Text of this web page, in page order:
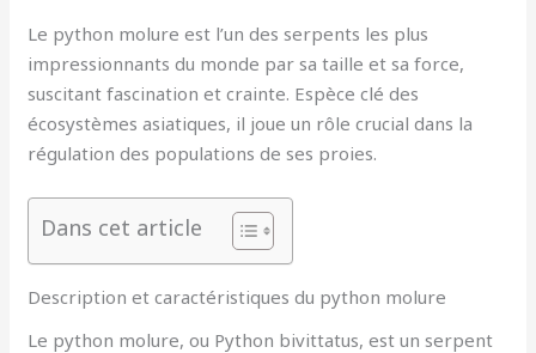
Le python molure est l’un des serpents les plus
impressionnants du monde par sa taille et sa force,
suscitant fascination et crainte. Espèce clé des
écosystèmes asiatiques, il joue un rôle crucial dans la
régulation des populations de ses proies.
Dans cet article
Description et caractéristiques du python molure
Le python molure, ou Python bivittatus, est un serpent